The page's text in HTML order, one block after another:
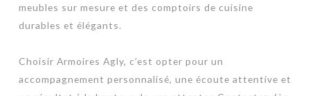
meubles sur mesure et des comptoirs de cuisine
durables et élégants.
Choisir Armoires Agly, c’est opter pour un
accompagnement personnalisé, une écoute attentive et